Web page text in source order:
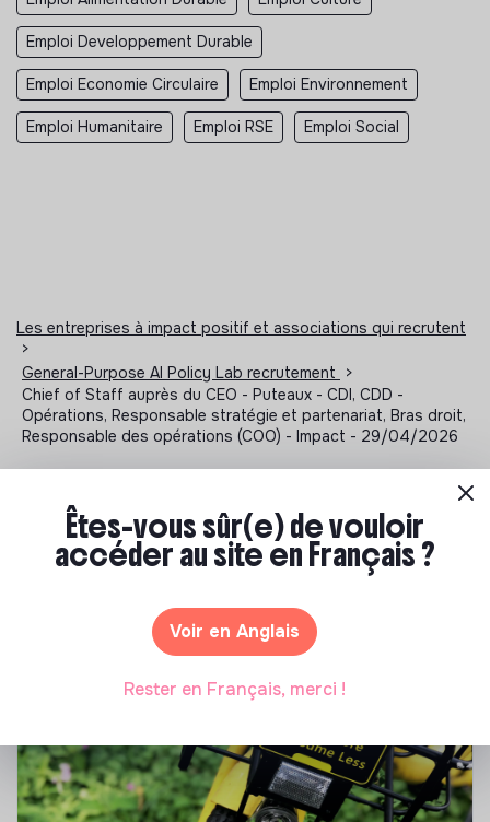
communications importantes, mais n’a jamais à
corriger des problèmes de qualité fondamentaux.
Extension stratégique :Vous maîtrisez suffisamment
le contexte et les thèmes d’expertise de l’organisation
pour traiter les sollicitations entrantes avec le bon
niveau de discernement, sans avoir besoin d’une
Emploi Developpement Durable
Emploi Economie Circulaire Emploi Environnement
Emploi Humanitaire Emploi RSE Emploi Social
Les entreprises à impact positif et associations qui recrutent
>
General-Purpose AI Policy Lab recrutement
>
Chief of Staff auprès du CEO - Puteaux - CDI, CDD -
Opérations, Responsable stratégie et partenariat, Bras droit,
Responsable des opérations (COO) - Impact - 29/04/2026
Notre sélection de formations à impact
Tu souhaites te réorienter mais tu ne sais pas par où
sélection de formations aux métiers de la transition
écologique et solidaire !
Êtes-vous sûr(e) de vouloir
accéder au site en Français ?
Voir en Anglais
Rester en Français, merci !